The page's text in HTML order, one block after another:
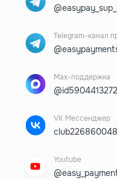
Telegram-канал
Max-поддержка
VK Мессенджер
club226860048
Youtube